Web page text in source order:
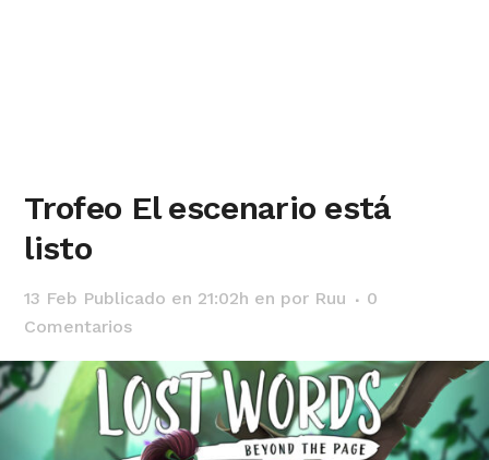
Trofeo El escenario está
listo
13 Feb Publicado en 21:02h en por Ruu
0
Comentarios